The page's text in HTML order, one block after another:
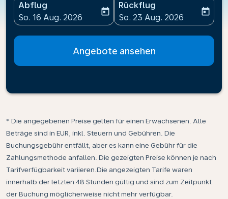
Abflug
fc-booking-departure-date-aria-label
So. 16 Aug. 2026
today
Rückflug
fc-booking-return-date-
So. 23 Aug. 2026
today
Angebote ansehen
* Die angegebenen Preise gelten für einen Erwachsenen. Alle
Beträge sind in EUR, inkl. Steuern und Gebühren. Die
Buchungsgebühr entfällt, aber es kann eine Gebühr für die
Zahlungsmethode anfallen. Die gezeigten Preise können je nach
Tarifverfügbarkeit variieren.Die angezeigten Tarife waren
innerhalb der letzten 48 Stunden gültig und sind zum Zeitpunkt
der Buchung möglicherweise nicht mehr verfügbar.